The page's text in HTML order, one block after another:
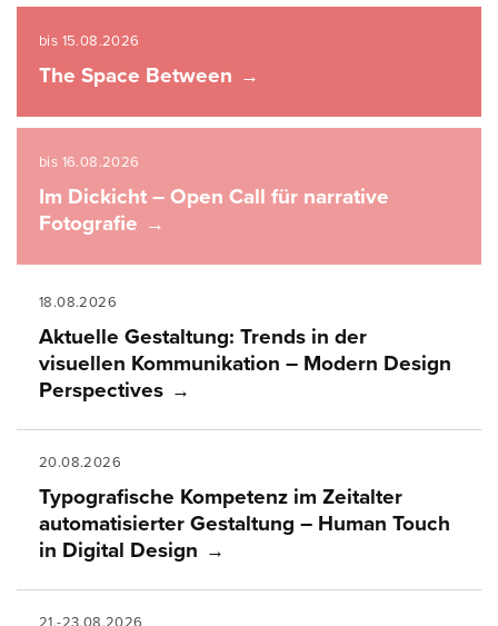
bis 15.08.2026
The Space Between
bis 16.08.2026
Im Dickicht – Open Call für narrative
Fotografie
18.08.2026
Aktuelle Gestaltung: Trends in der
visuellen Kommunikation – Modern Design
Perspectives
20.08.2026
Typografische Kompetenz im Zeitalter
automatisierter Gestaltung – Human Touch
in Digital Design